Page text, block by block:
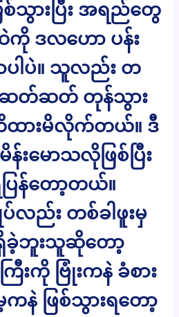
သွားပြီး အရည်တွေ
ဒလဟော ပန်း
ါပဲ။ သူလည်း တ
ဆတ်ဆတ် တုန်သွား
ားမိလိုက်တယ်။ ဒီ
းမောသလိုဖြစ်ပြီး
ြန်တော့တယ်။
လည်း တစ်ခါဖူးမှ
ဘူးသူဆိုတော့
းကို ဗြုံးကနဲ ခံစား
နဲ ဖြစ်သွားရတော့